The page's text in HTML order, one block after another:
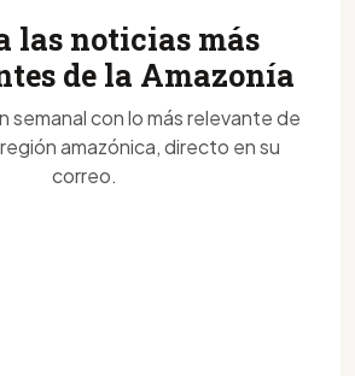
las noticias más
de la Amazonía
semanal con lo más relevante de
amazónica, directo en su
correo.